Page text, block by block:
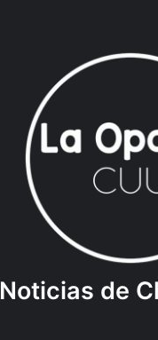
Noticias de